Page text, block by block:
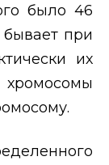
было 46
при
их
хромосомы